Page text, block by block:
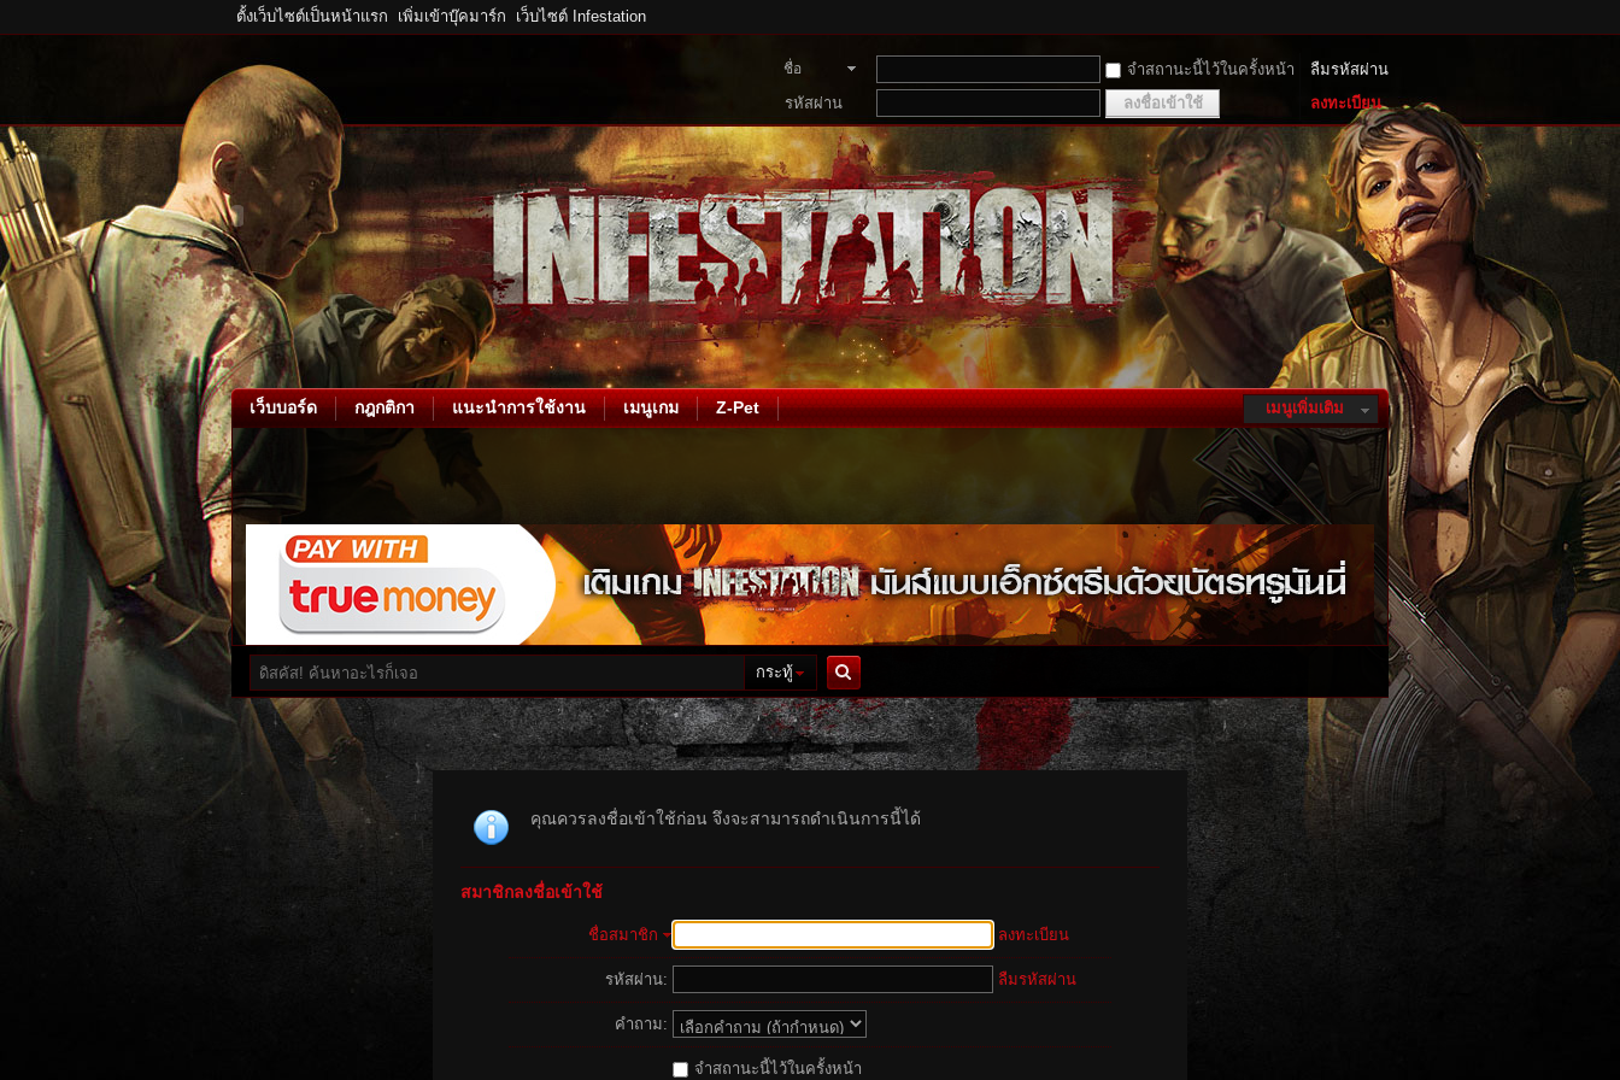
ตั้งเว็บไซต์เป็นหน้าแรก เพิ่มเข้าบุ๊คมาร์ก เว็บไซต์ Infestation
ชื่อ
สมาชิก
จำสถานะนี้ไว้ในครั้งหน้า
ลืมรหัสผ่าน
รหัสผ่าน
ลงชื่อเข้าใช้ ลงทะเบียน
เมนูเพิ่มเติม
เว็บบอร์ด กฎกติกา แนะนำการใช้งาน เมนูเกม Z-Pet
กระทู้
ค้นหา
คุณควรลงชื่อเข้าใช้ก่อน จึงจะสามารถดำเนินการนี้ได้
สมาชิกลงชื่อเข้าใช้
ชื่อสมาชิก ลงทะเบียน
รหัสผ่าน: ลืมรหัสผ่าน
คำถาม:
จำสถานะนี้ไว้ในครั้งหน้า